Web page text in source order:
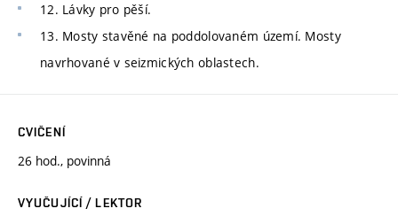
12. Lávky pro pěší.
13. Mosty stavěné na poddolovaném území. Mosty
navrhované v seizmických oblastech.
CVIČENÍ
26 hod., povinná
VYUČUJÍCÍ / LEKTOR